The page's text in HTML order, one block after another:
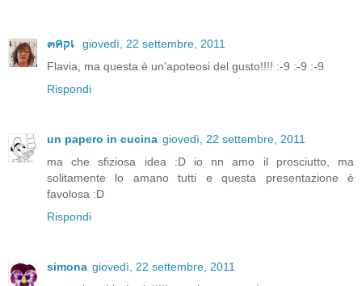
๓คקเ
giovedì, 22 settembre, 2011
Flavia, ma questa è un'apoteosi del gusto!!!! :-9 :-9 :-9
Rispondi
un papero in cucina giovedì, 22 settembre, 2011
ma che sfiziosa idea :D io nn amo il prosciutto, ma
solitamente lo amano tutti e questa presentazione è
favolosa :D
Rispondi
simona giovedì, 22 settembre, 2011